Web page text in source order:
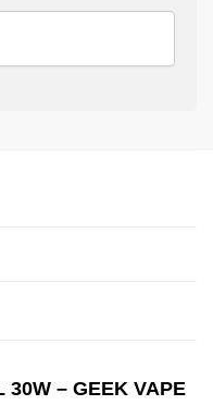
30W – GEEK VAPE